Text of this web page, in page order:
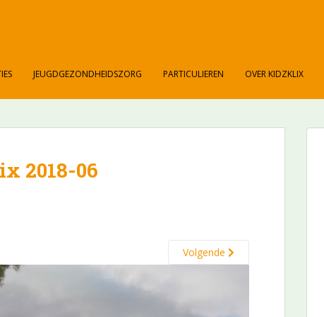
JEUGDGEZONDHEIDSZORG PARTICULIEREN OVER KIDZKLIX
2018-06
Volgende